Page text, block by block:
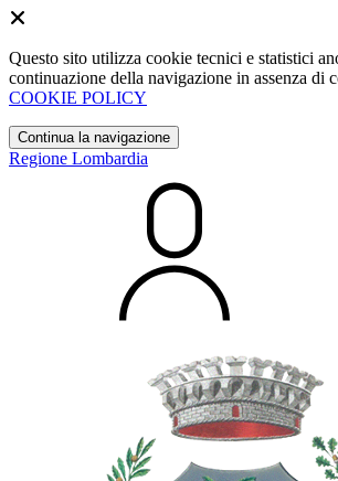
Questo sito utilizza cookie tecnici e statistici
continuazione della navigazione in assenza di
COOKIE POLICY
Continua la navigazione
Regione Lombardia